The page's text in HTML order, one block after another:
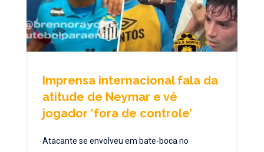
Imprensa internacional fala da
atitude de Neymar e vê
jogador ‘fora de controle’
Atacante se envolveu em bate-boca no